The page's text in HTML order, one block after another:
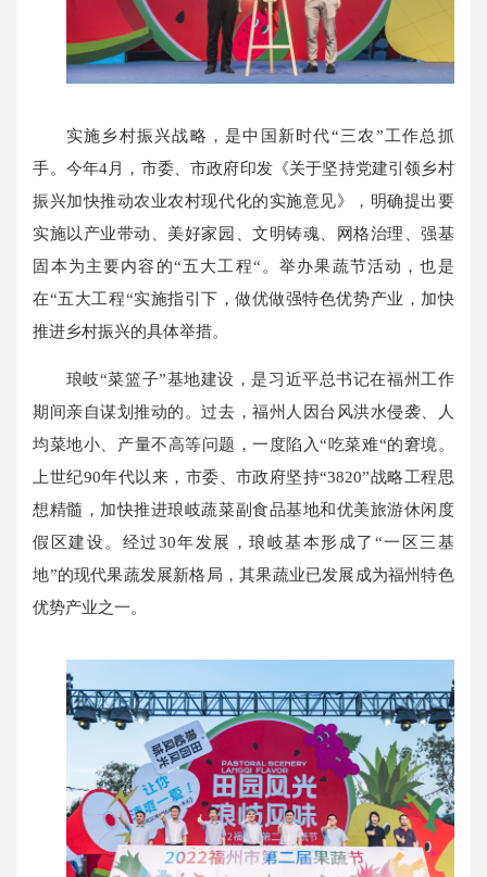
实施乡村振兴战略，是中国新时代“三农”工作总抓
手。今年4月，市委、市政府印发《关于坚持党建引领乡村
振兴加快推动农业农村现代化的实施意见》，明确提出要
实施以产业带动、美好家园、文明铸魂、网格治理、强基
固本为主要内容的“五大工程“。举办果蔬节活动，也是
在“五大工程“实施指引下，做优做强特色优势产业，加快
推进乡村振兴的具体举措。
琅岐“菜篮子”基地建设，是习近平总书记在福州工作
期间亲自谋划推动的。过去，福州人因台风洪水侵袭、人
均菜地小、产量不高等问题，一度陷入“吃菜难“的窘境。
上世纪90年代以来，市委、市政府坚持“3820”战略工程思
想精髓，加快推进琅岐蔬菜副食品基地和优美旅游休闲度
假区建设。经过30年发展，琅岐基本形成了“一区三基
地”的现代果蔬发展新格局，其果蔬业已发展成为福州特色
优势产业之一。